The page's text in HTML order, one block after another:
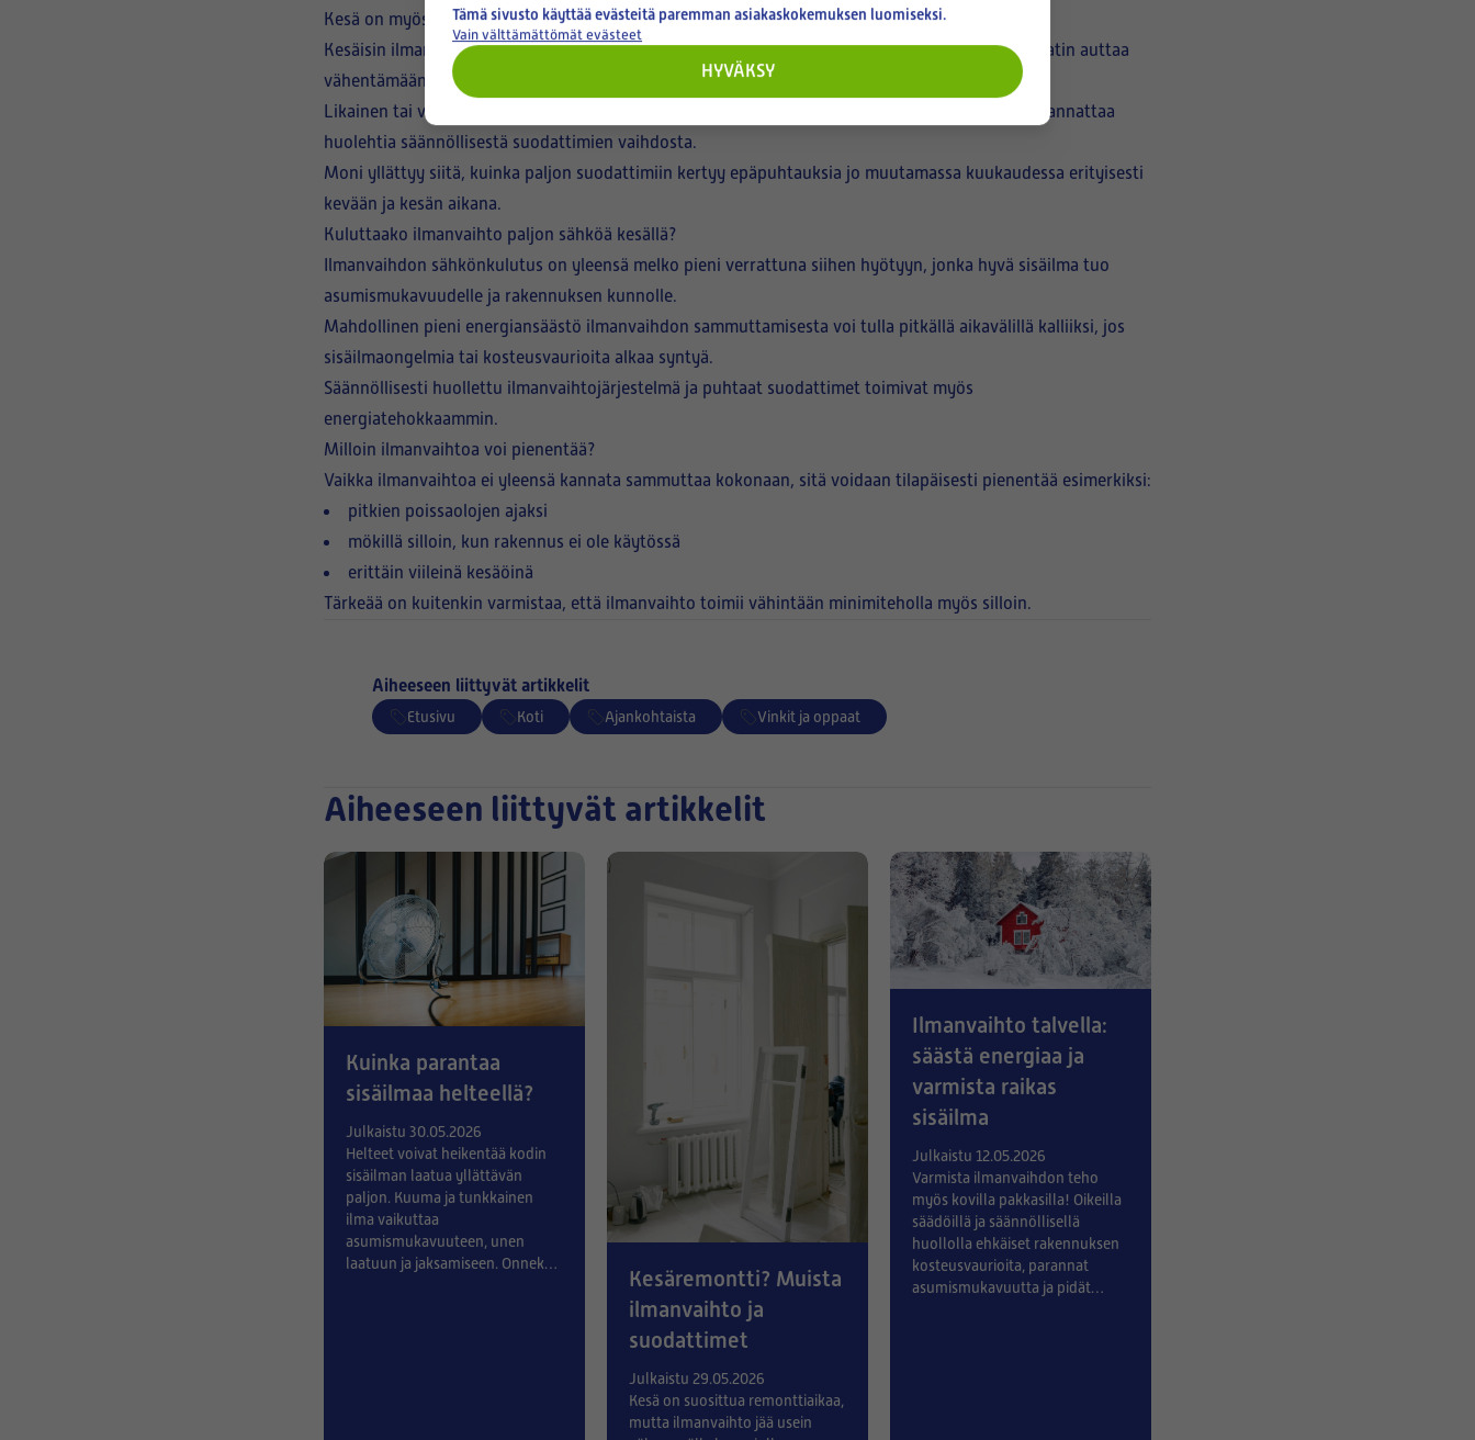
Kesä on myös siitepölyaikaa
Kesäisin ilmanvaihdon merkitys korostuu erityisesti siitepölykaudella. Hyvä ilmanvaihdon suodatin auttaa
vähentämään siitepölyn, pölyn ja muiden pienhiukkasten pääsyä sisäilmaan.
Likainen tai vanha IV-suodatin ei enää suodata ilmaa tehokkaasti. Tämän vuoksi myös kesällä kannattaa
huolehtia säännöllisestä suodattimien vaihdosta.
Moni yllättyy siitä, kuinka paljon suodattimiin kertyy epäpuhtauksia jo muutamassa kuukaudessa erityisesti
kevään ja kesän aikana.
Kuluttaako ilmanvaihto paljon sähköä kesällä?
Ilmanvaihdon sähkönkulutus on yleensä melko pieni verrattuna siihen hyötyyn, jonka hyvä sisäilma tuo
asumismukavuudelle ja rakennuksen kunnolle.
Mahdollinen pieni energiansäästö ilmanvaihdon sammuttamisesta voi tulla pitkällä aikavälillä kalliiksi, jos
sisäilmaongelmia tai kosteusvaurioita alkaa syntyä.
Säännöllisesti huollettu ilmanvaihtojärjestelmä ja puhtaat suodattimet toimivat myös
energiatehokkaammin.
Milloin ilmanvaihtoa voi pienentää?
Vaikka ilmanvaihtoa ei yleensä kannata sammuttaa kokonaan, sitä voidaan tilapäisesti pienentää esimerkiksi:
pitkien poissaolojen ajaksi
mökillä silloin, kun rakennus ei ole käytössä
erittäin viileinä kesäöinä
Tärkeää on kuitenkin varmistaa, että ilmanvaihto toimii vähintään minimiteholla myös silloin.
Aiheeseen liittyvät artikkelit
Etusivu Koti Ajankohtaista Vinkit ja oppaat
Aiheeseen liittyvät artikkelit
Kuinka parantaa
sisäilmaa helteellä?
Julkaistu 30.05.2026
Helteet voivat heikentää kodin
sisäilman laatua yllättävän
paljon. Kuuma ja tunkkainen
ilma vaikuttaa
asumismukavuuteen, unen
laatuun ja jaksamiseen. Onneksi
Kesäremontti? Muista
ilmanvaihto ja
suodattimet
Julkaistu 29.05.2026
Kesä on suosittua remonttiaikaa,
mutta ilmanvaihto jää usein
Ilmanvaihto talvella:
säästä energiaa ja
varmista raikas
sisäilma
Julkaistu 12.05.2026
Varmista ilmanvaihdon teho
myös kovilla pakkasilla! Oikeilla
säädöillä ja säännöllisellä
huollolla ehkäiset rakennuksen
kosteusvaurioita, parannat
asumismukavuutta ja pidät
Tämä sivusto käyttää evästeitä paremman asiakaskokemuksen luomiseksi.
Vain välttämättömät evästeet
HYVÄKSY